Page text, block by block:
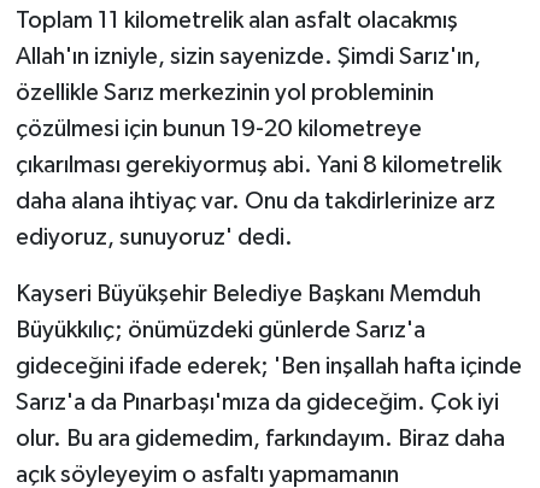
Toplam 11 kilometrelik alan asfalt olacakmış
Allah'ın izniyle, sizin sayenizde. Şimdi Sarız'ın,
özellikle Sarız merkezinin yol probleminin
çözülmesi için bunun 19-20 kilometreye
çıkarılması gerekiyormuş abi. Yani 8 kilometrelik
daha alana ihtiyaç var. Onu da takdirlerinize arz
ediyoruz, sunuyoruz' dedi.
Kayseri Büyükşehir Belediye Başkanı Memduh
Büyükkılıç; önümüzdeki günlerde Sarız'a
gideceğini ifade ederek; 'Ben inşallah hafta içinde
Sarız'a da Pınarbaşı'mıza da gideceğim. Çok iyi
olur. Bu ara gidemedim, farkındayım. Biraz daha
açık söyleyeyim o asfaltı yapmamanın
ÜLKE GÜNDEMİ
YAŞAM
YEREL
Yerel Haberler